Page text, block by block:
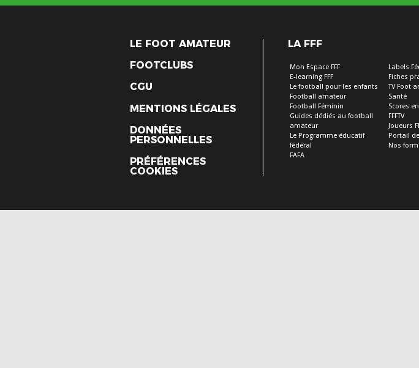
LE FOOT AMATEUR
FOOTCLUBS
CGU
MENTIONS LÉGALES
DONNÉES
PERSONNELLES
PRÉFÉRENCES
COOKIES
LA FFF
Mon Espace FFF
E-learning FFF
Le football pour les enfants
Football amateur
Football Féminin
Guides dédiés au football
amateur
Le Programme éducatif
fédéral
FAFA
Labels
Fiches
TV Foot
Santé
Scores
FFFTV
Joueurs
Portail
Nos